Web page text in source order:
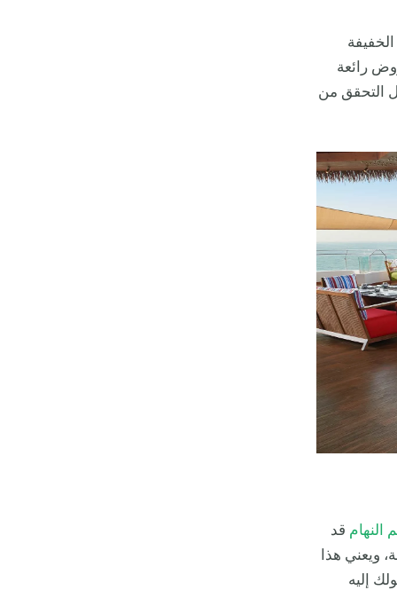
رائعة
التحقق من
النهام قد
ويعني هذا
إليه